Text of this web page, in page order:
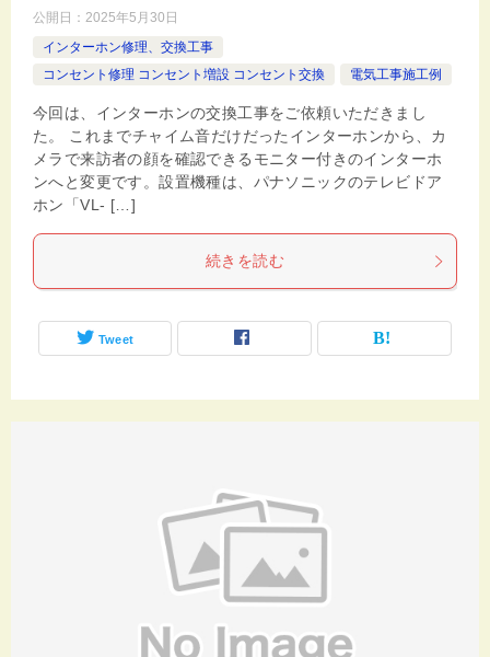
公開日： 2025年5月30日
インターホン修理、交換工事
コンセント修理 コンセント増設 コンセント交換
電気工事施工例
今回は、インターホンの交換工事をご依頼いただきまし
た。 これまでチャイム音だけだったインターホンから、カ
メラで来訪者の顔を確認できるモニター付きのインターホ
ンへと変更です。設置機種は、パナソニックのテレビドア
ホン「VL- […]
続きを読む
Tweet